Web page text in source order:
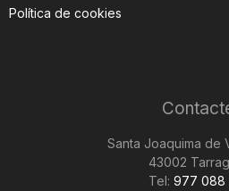
Política de cookies
Santa Joaquima de
43002
Tel: 977 088